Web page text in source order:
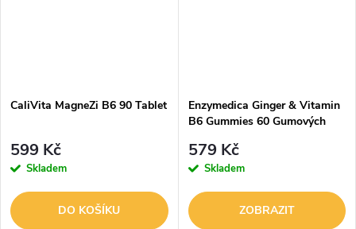
CaliVita MagneZi B6 90 Tablet
599 Kč
Skladem
DO KOŠÍKU
Enzymedica Ginger & Vitamin
B6 Gummies 60 Gumových
579 Kč
Skladem
ZOBRAZIT